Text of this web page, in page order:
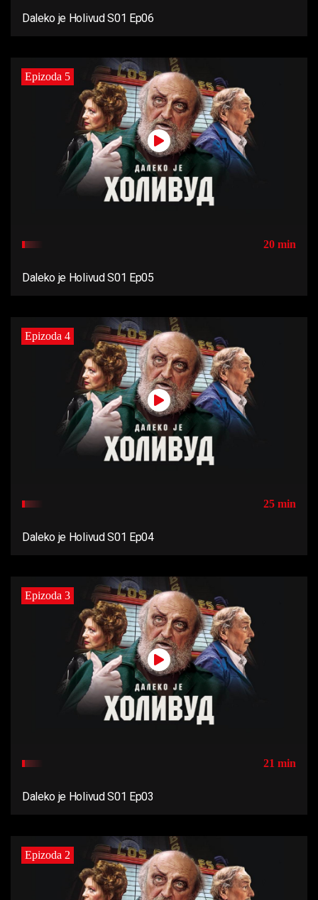
Daleko je Holivud S01 Ep06
Epizoda 5
20 min
Daleko je Holivud S01 Ep05
Epizoda 4
25 min
Daleko je Holivud S01 Ep04
Epizoda 3
21 min
Daleko je Holivud S01 Ep03
Epizoda 2